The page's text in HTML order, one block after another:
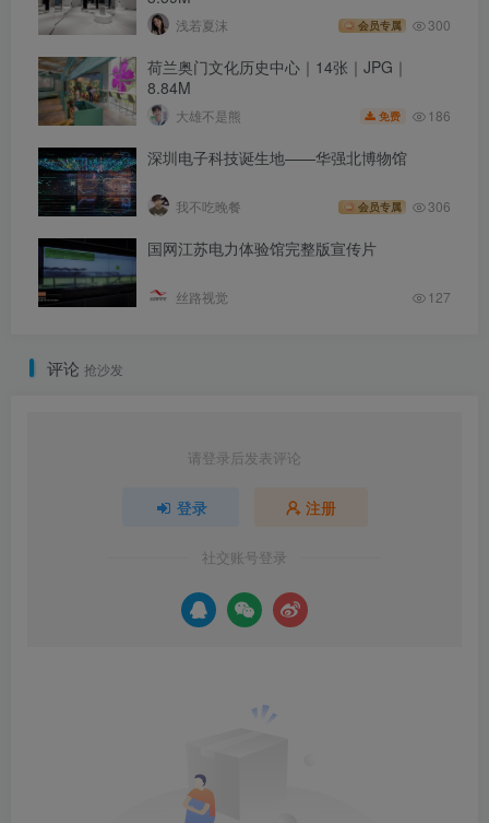
浅若夏沫 会员专属 300
荷兰奥门文化历史中心｜14张｜JPG｜
8.84M
大雄不是熊 免费 186
深圳电子科技诞生地——华强北博物馆
我不吃晚餐 会员专属 306
国网江苏电力体验馆完整版宣传片
丝路视觉 127
评论 抢沙发
请登录后发表评论
登录 注册
社交账号登录